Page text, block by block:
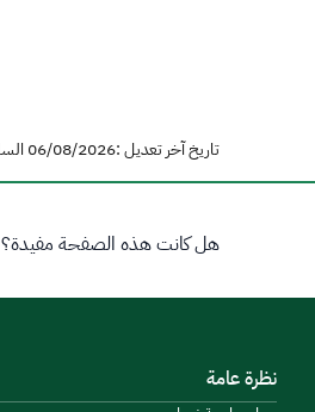
تاريخ آخر تعديل :06/08/2026 الساعة 09:55 مساءً
هل كانت هذه الصفحة مفيدة؟
نظرة عامة